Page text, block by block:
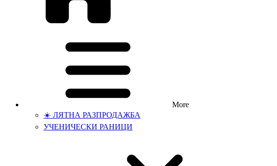
More
☀️ ЛЯТНА РАЗПРОДАЖБА
УЧЕНИЧЕСКИ РАНИЦИ